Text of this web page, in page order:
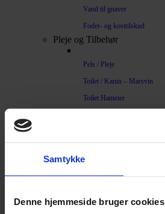
Samtykke
Denne hjemmeside bruger cookies
Vand til gnaver
Foder- og kosttilskud
Pleje og Tilbehør
Pels / Pleje
Toilet / Kanin – Marsvin
Toilet Hamster
Bure
Kaninbur